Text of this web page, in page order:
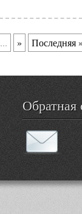
... » Последняя
Обратная